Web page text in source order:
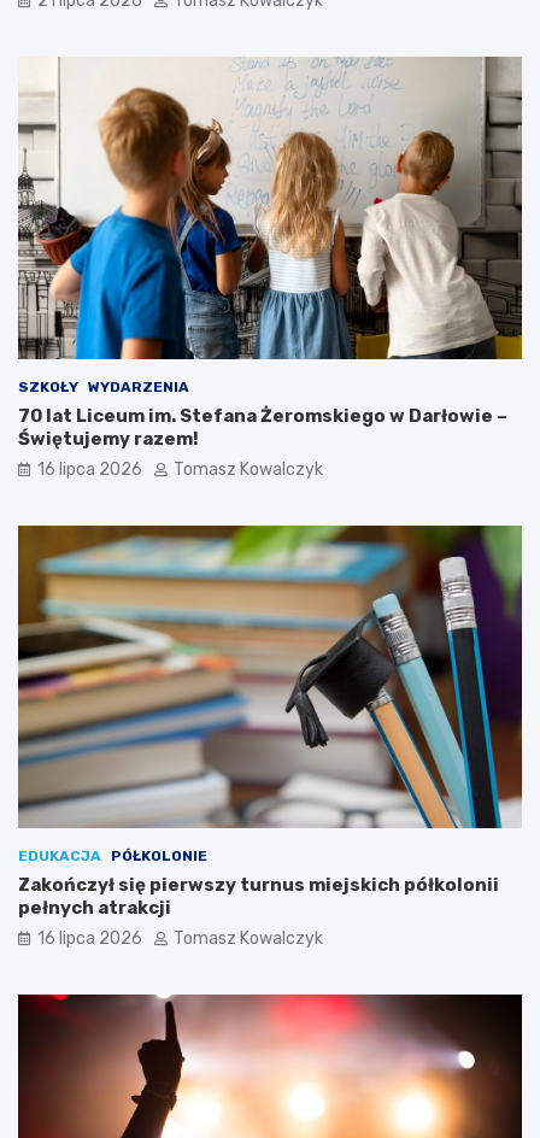
SZKOŁY WYDARZENIA
70 lat Liceum im. Stefana Żeromskiego w Darłowie –
Świętujemy razem!
16 lipca 2026 Tomasz Kowalczyk
EDUKACJA PÓŁKOLONIE
Zakończył się pierwszy turnus miejskich półkolonii
pełnych atrakcji
16 lipca 2026 Tomasz Kowalczyk